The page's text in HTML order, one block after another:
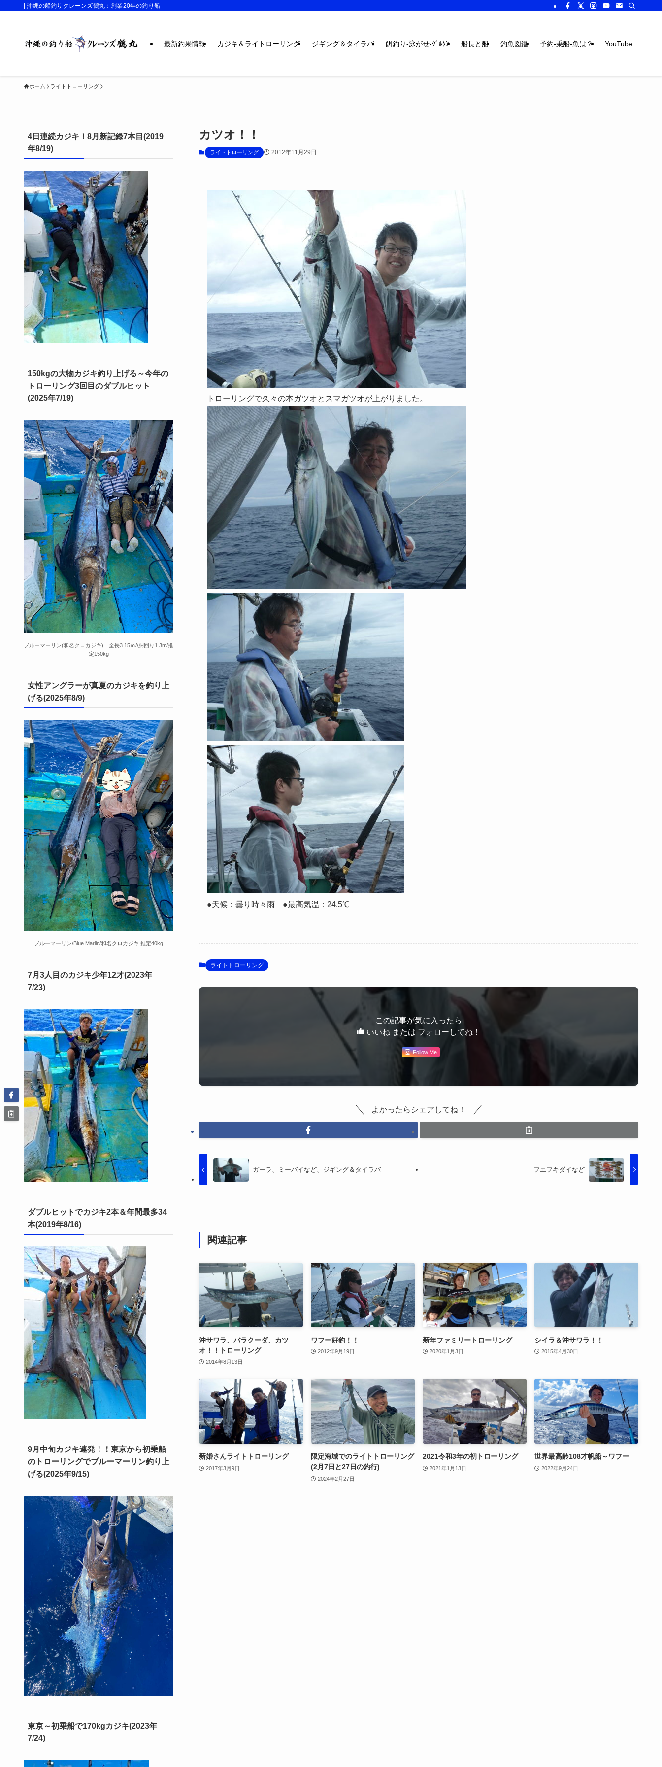
| 沖縄の船釣りクレーンズ鶴丸：創業20年の釣り船
最新釣果情報 カジキ＆ライトローリング ジギング＆タイラバ 餌釣り-泳がせ-ｸﾞﾙｸﾝ 船長と船 釣魚図鑑 予約-乗船-魚は？ YouTube
ホーム ライトトローリング
カツオ！！
ライトトローリング 2012年11月29日
トローリングで久々の本ガツオとスマガツオが上がりました。
●天候：曇り時々雨 ●最高気温：24.5℃
ライトトローリング
この記事が気に入ったら
いいね または フォローしてね！
Follow Me
よかったらシェアしてね！
ガーラ、ミーバイなど、ジギング＆タイラバ フエフキダイなど
関連記事
沖サワラ、バラクーダ、カツ
オ！！トローリング
2014年8月13日
ワフー好釣！！
2012年9月19日
新年ファミリートローリング
2020年1月3日
シイラ＆沖サワラ！！
2015年4月30日
新婚さんライトトローリング
2017年3月9日
限定海域でのライトトローリング
(2月7日と27日の釣行)
2024年2月27日
2021令和3年の初トローリング
2021年1月13日
世界最高齢108才帆船～ワフー
2022年9月24日
4日連続カジキ！8月新記録7本目(2019
年8/19)
150kgの大物カジキ釣り上げる～今年の
トローリング3回目のダブルヒット
(2025年7/19)
ブルーマーリン(和名クロカジキ) 全長3.15ｍ//胴回り1.3m/推
定150kg
女性アングラーが真夏のカジキを釣り上
げる(2025年8/9)
ブルーマーリン/Blue Marlin/和名クロカジキ 推定40kg
7月3人目のカジキ少年12才(2023年
7/23)
ダブルヒットでカジキ2本＆年間最多34
本(2019年8/16)
9月中旬カジキ連発！！東京から初乗船
のトローリングでブルーマーリン釣り上
げる(2025年9/15)
東京～初乗船で170kgカジキ(2023年
7/24)